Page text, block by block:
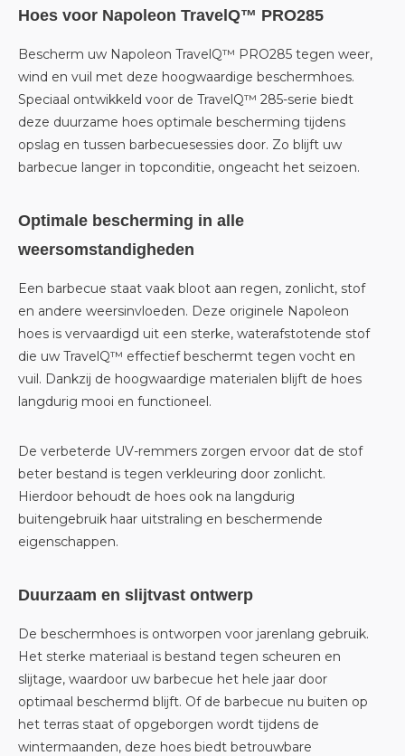
Hoes voor Napoleon TravelQ™ PRO285
Bescherm uw Napoleon TravelQ™ PRO285 tegen weer,
wind en vuil met deze hoogwaardige beschermhoes.
Speciaal ontwikkeld voor de TravelQ™ 285-serie biedt
deze duurzame hoes optimale bescherming tijdens
opslag en tussen barbecuesessies door. Zo blijft uw
barbecue langer in topconditie, ongeacht het seizoen.
Optimale bescherming in alle
weersomstandigheden
Een barbecue staat vaak bloot aan regen, zonlicht, stof
en andere weersinvloeden. Deze originele Napoleon
hoes is vervaardigd uit een sterke, waterafstotende stof
die uw TravelQ™ effectief beschermt tegen vocht en
vuil. Dankzij de hoogwaardige materialen blijft de hoes
langdurig mooi en functioneel.
De verbeterde UV-remmers zorgen ervoor dat de stof
beter bestand is tegen verkleuring door zonlicht.
Hierdoor behoudt de hoes ook na langdurig
buitengebruik haar uitstraling en beschermende
eigenschappen.
Duurzaam en slijtvast ontwerp
De beschermhoes is ontworpen voor jarenlang gebruik.
Het sterke materiaal is bestand tegen scheuren en
slijtage, waardoor uw barbecue het hele jaar door
optimaal beschermd blijft. Of de barbecue nu buiten op
het terras staat of opgeborgen wordt tijdens de
wintermaanden, deze hoes biedt betrouwbare